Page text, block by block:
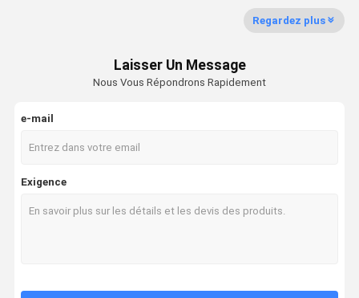
peinture de la voiture 2k
Peinture automobile 1K
Une couche claire et un durcisseur
Regardez plus
Laisser Un Message
Nous Vous Répondrons Rapidement
e-mail
Exigence